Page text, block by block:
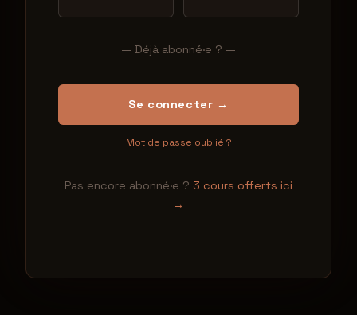
— Déjà abonné·e ? —
Se connecter →
Mot de passe oublié ?
Pas encore abonné·e ? 3 cours offerts ici
→